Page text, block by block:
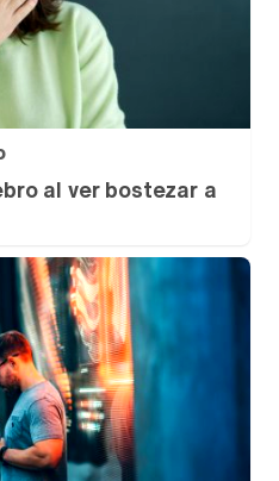
al ver bostezar a